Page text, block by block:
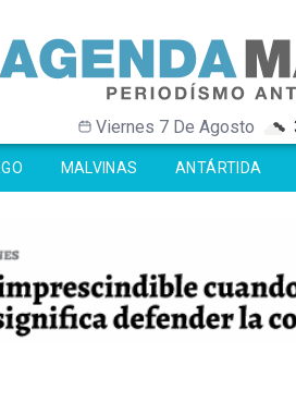
Viernes 7 De Agosto
MALVINAS ANTÁRTIDA